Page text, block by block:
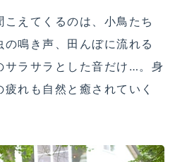
えてくるのは、小鳥たち
鳴き声、田んぼに流れる
サラサラとした音だけ…。身
れも自然と癒されていく